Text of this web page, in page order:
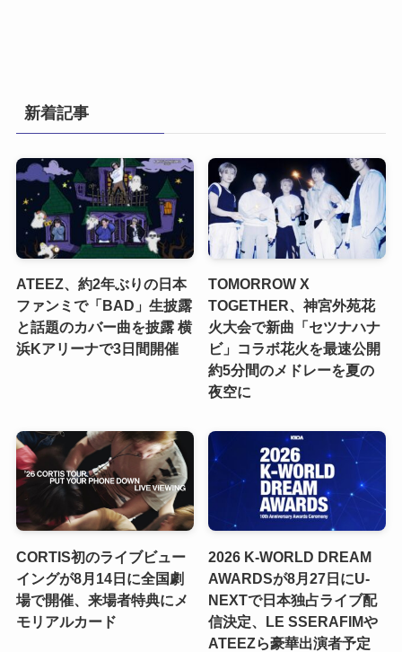
新着記事
ATEEZ、約2年ぶりの日本
ファンミで「BAD」生披露
と話題のカバー曲を披露 横
浜Kアリーナで3日間開催
TOMORROW X
TOGETHER、神宮外苑花
火大会で新曲「セツナハナ
ビ」コラボ花火を最速公開
約5分間のメドレーを夏の
夜空に
CORTIS初のライブビュー
イングが8月14日に全国劇
場で開催、来場者特典にメ
モリアルカード
2026 K-WORLD DREAM
AWARDSが8月27日にU-
NEXTで日本独占ライブ配
信決定、LE SSERAFIMや
ATEEZら豪華出演者予定